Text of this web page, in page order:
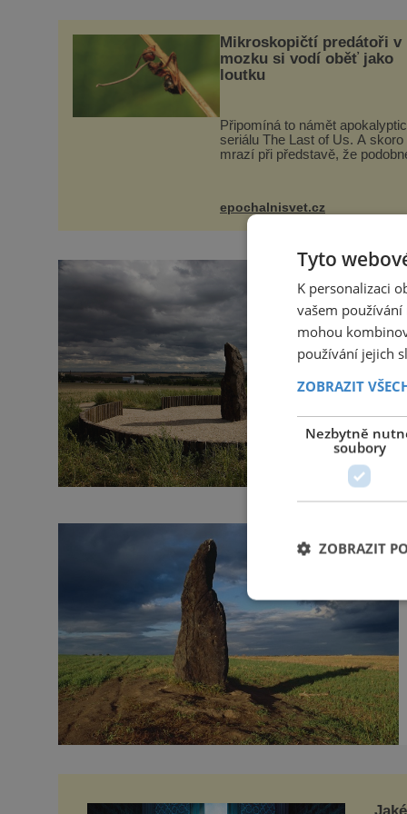
Mikroskopičtí predátoři v
mozku si vodí oběť jako
loutku
Připomíná to námět
seriálu The Last of Us. A skoro
mrazí při představě, že
epochalnisvet.cz
Tyto
K personalizaci
vašem
mohou
používání jejich
ZOBRAZIT
Nezbytně
soubory
ZOBRAZIT